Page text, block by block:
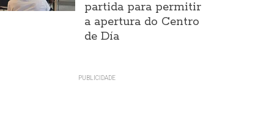
partida para permitir
a apertura do Centro
de Día